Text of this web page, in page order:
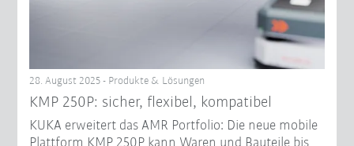
28. August 2025 - Produkte & Lösungen
KMP 250P: sicher, flexibel, kompatibel
KUKA erweitert das AMR Portfolio: Die neue mobile
Plattform KMP 250P kann Waren und Bauteile bis